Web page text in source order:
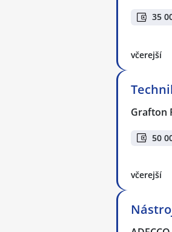
35
včerejší
Grafton
50
včerejší